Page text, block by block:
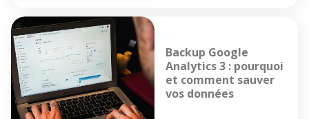
Backup Google
Analytics 3 : pourquoi
et comment sauver
vos données